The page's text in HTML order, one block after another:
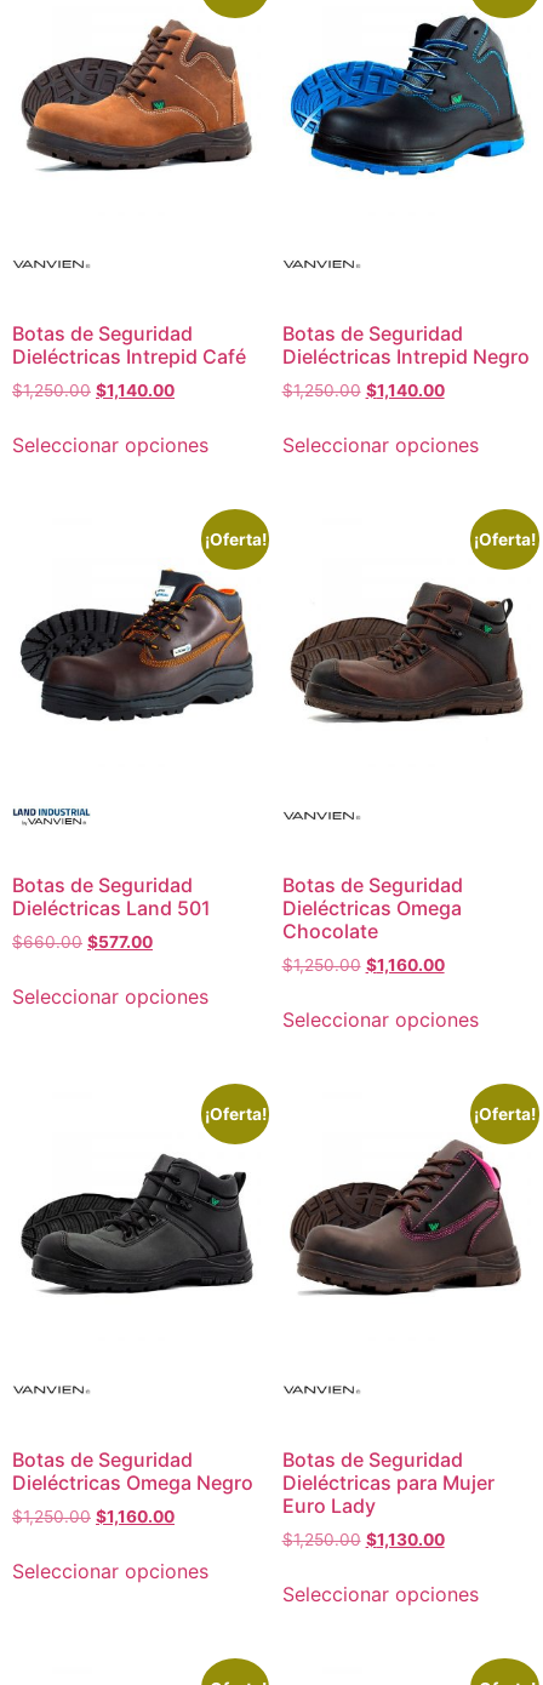
Botas de Seguridad
Dieléctricas Intrepid Café
$1,250.00 $1,140.00
Seleccionar opciones
Botas de Seguridad
Dieléctricas Intrepid Negro
$1,250.00 $1,140.00
Seleccionar opciones
¡Oferta!
Botas de Seguridad
Dieléctricas Land 501
$660.00 $577.00
Seleccionar opciones
¡Oferta!
Botas de Seguridad
Dieléctricas Omega
Chocolate
$1,250.00 $1,160.00
Seleccionar opciones
¡Oferta!
Botas de Seguridad
Dieléctricas Omega Negro
$1,250.00 $1,160.00
Seleccionar opciones
¡Oferta!
Botas de Seguridad
Dieléctricas para Mujer
Euro Lady
$1,250.00 $1,130.00
Seleccionar opciones